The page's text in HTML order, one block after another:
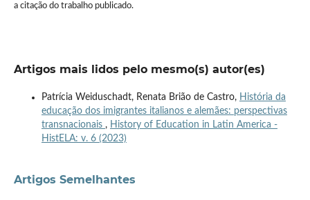
a citação do trabalho publicado.
Artigos mais lidos pelo mesmo(s) autor(es)
Patrícia Weiduschadt, Renata Brião de Castro, História da
educação dos imigrantes italianos e alemães: perspectivas
transnacionais , History of Education in Latin America -
HistELA: v. 6 (2023)
Artigos Semelhantes